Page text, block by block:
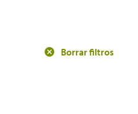
Borrar filtros